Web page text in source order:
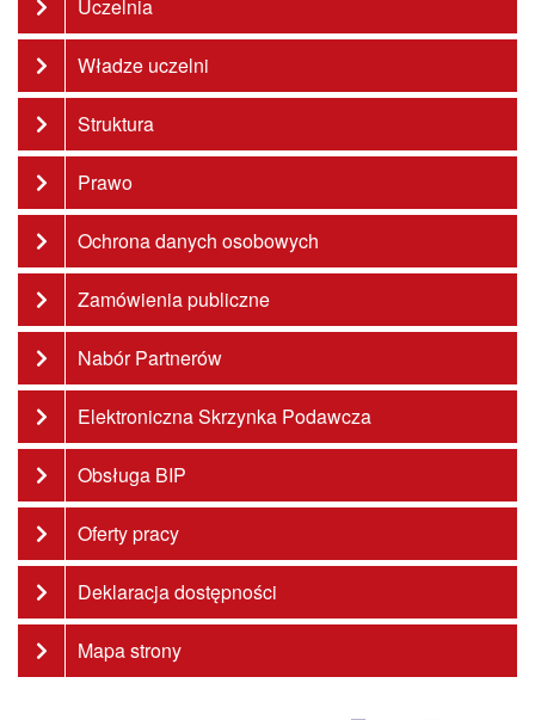
Uczelnia
Władze uczelni
Struktura
Prawo
Ochrona danych osobowych
Zamówienia publiczne
Nabór Partnerów
Elektroniczna Skrzynka Podawcza
Obsługa BIP
Oferty pracy
Deklaracja dostępności
Mapa strony